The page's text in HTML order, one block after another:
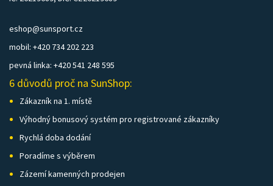
eshop@sunsport.cz
mobil: +420 734 202 223
pevná linka: +420 541 248 595
6 důvodů proč na SunShop:
Zákazník na 1. místě
Výhodný bonusový systém pro registrované zákazníky
Rychlá doba dodání
Poradíme s výběrem
Zázemí kamenných prodejen